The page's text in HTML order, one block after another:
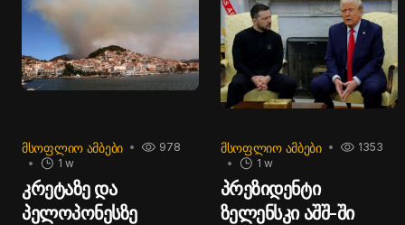
ᲛᲡᲝᲤᲚᲘᲝ ᲐᲛᲑᲔᲑᲘ
1 w
978
კრეტაზე და
პელოპონესზე
ᲛᲡᲝᲤᲚᲘᲝ ᲐᲛᲑᲔᲑᲘ
1 w
1353
პრეზიდენტი
ზელენსკი აშშ-ში